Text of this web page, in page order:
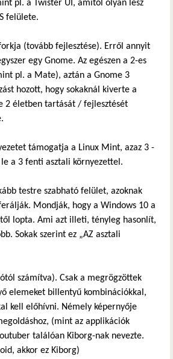
pl. a Twister UI, amitől olyan lesz
felülete.
(tovább fejlesztése). Erről annyit
egy Gnome. Az egészen a 2-es
pl. a Mate), aztán a Gnome 3
hozott, hogy sokaknál kiverte a
2 életben tartását / fejlesztését
támogatja a Linux Mint, azaz 3 -
a 3 fenti asztali környezettel.
testre szabható felület, azoknak
Mondják, hogy a Windows 10 a
lopta. Ami azt illeti, tényleg hasonlít,
Sokak szerint ez „AZ asztali
számítva). Csak a megrögzöttek
elemeket billentyű kombinációkkal,
kell előhívni. Némely képernyője
(mint az applikációk
találóan Kiborg-nak nevezte.
akkor ez Kiborg)